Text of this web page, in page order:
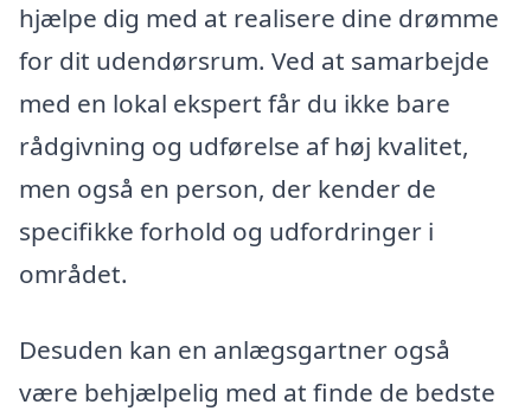
hjælpe dig med at realisere dine drømme
for dit udendørsrum. Ved at samarbejde
med en lokal ekspert får du ikke bare
rådgivning og udførelse af høj kvalitet,
men også en person, der kender de
specifikke forhold og udfordringer i
området.
Desuden kan en anlægsgartner også
være behjælpelig med at finde de bedste